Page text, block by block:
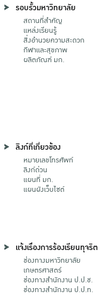
รอบรั้วมหาวิทยาลัย
สถานที่สำคัญ
แหล่งเรียนรู้
สิ่งอำนวยความสะดวก
กีฬาและสุขภาพ
ผลิตภัณฑ์ มก.
ลิงก์ที่เกี่ยวข้อง
หมายเลขโทรศัพท์
ลิงก์ด่วน
แผนที่ มก.
แผนผังเว็บไซต์
แจ้งเรื่องการร้องเรียนทุจริต
ช่องทางมหาวิทยาลัย
เกษตรศาสตร์
ช่องทางสำนักงาน ป.ป.ช.
ช่องทางสำนักงาน ป.ป.ท.